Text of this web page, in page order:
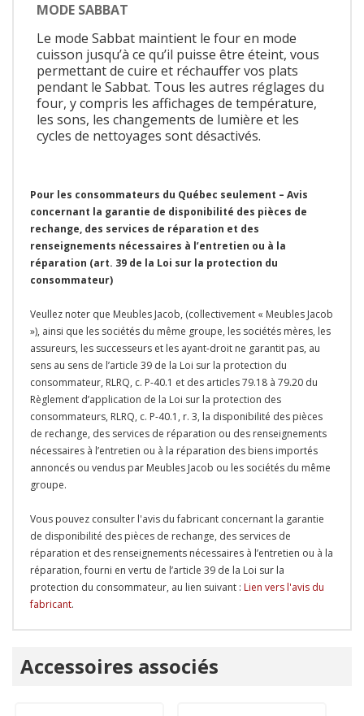
MODE SABBAT
Le mode Sabbat maintient le four en mode
cuisson jusqu’à ce qu’il puisse être éteint, vous
permettant de cuire et réchauffer vos plats
pendant le Sabbat. Tous les autres réglages du
four, y compris les affichages de température,
les sons, les changements de lumière et les
cycles de nettoyages sont désactivés.
Pour les consommateurs du Québec seulement – Avis
concernant la garantie de disponibilité des pièces de
rechange, des services de réparation et des
renseignements nécessaires à l’entretien ou à la
réparation (art. 39 de la Loi sur la protection du
consommateur)
Veullez noter que Meubles Jacob, (collectivement « Meubles Jacob
»), ainsi que les sociétés du même groupe, les sociétés mères, les
assureurs, les successeurs et les ayant-droit ne garantit pas, au
sens au sens de l’article 39 de la Loi sur la protection du
consommateur, RLRQ, c. P-40.1 et des articles 79.18 à 79.20 du
Règlement d’application de la Loi sur la protection des
consommateurs, RLRQ, c. P-40.1, r. 3, la disponibilité des pièces
de rechange, des services de réparation ou des renseignements
nécessaires à l’entretien ou à la réparation des biens importés
annoncés ou vendus par Meubles Jacob ou les sociétés du même
groupe.
Vous pouvez consulter l'avis du fabricant concernant la garantie
de disponibilité des pièces de rechange, des services de
réparation et des renseignements nécessaires à l’entretien ou à la
réparation, fourni en vertu de l’article 39 de la Loi sur la
protection du consommateur, au lien suivant : Lien vers l'avis du
fabricant.
personnalisé
Accessoires associés